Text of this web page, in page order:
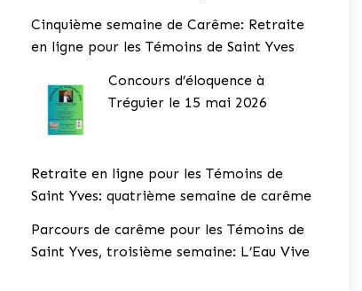
Cinquième semaine de Carême: Retraite
en ligne pour les Témoins de Saint Yves
Concours d’éloquence à
Tréguier le 15 mai 2026
Retraite en ligne pour les Témoins de
Saint Yves: quatrième semaine de carême
Parcours de carême pour les Témoins de
Saint Yves, troisième semaine: L’Eau Vive